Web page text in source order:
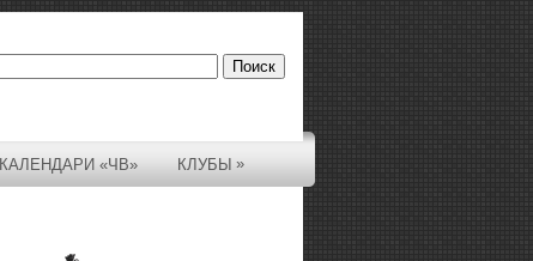
КАЛЕНДАРИ «ЧВ» КЛУБЫ »